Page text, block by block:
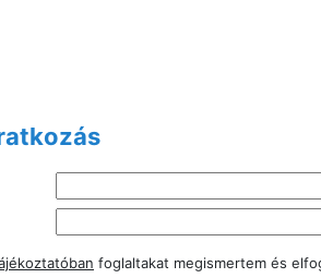
foglaltakat megismertem és